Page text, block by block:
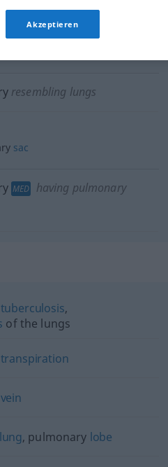
resembling lungs
sac
MED
having pulmonary
tuberculosis,
of the lungs
transpiration
vein
lung, pulmonary lobe
Akzeptieren